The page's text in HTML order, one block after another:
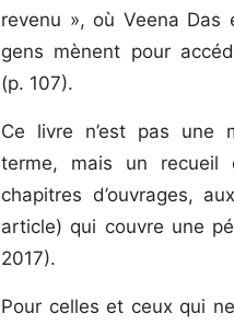
revenu », où Veena
gens mènent pour
(p. 107).
Ce livre n’est pas une
terme, mais un
chapitres d’ouvrages,
article) qui couvre une
2017).
Pour celles et ceux qui